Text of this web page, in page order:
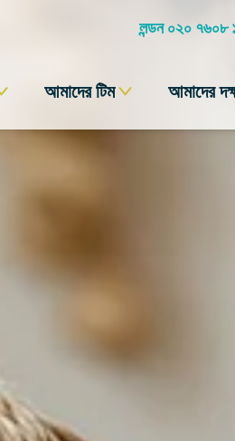
লন্ডন ০২০ ৭৬০৮
আমাদের টিম আমাদের